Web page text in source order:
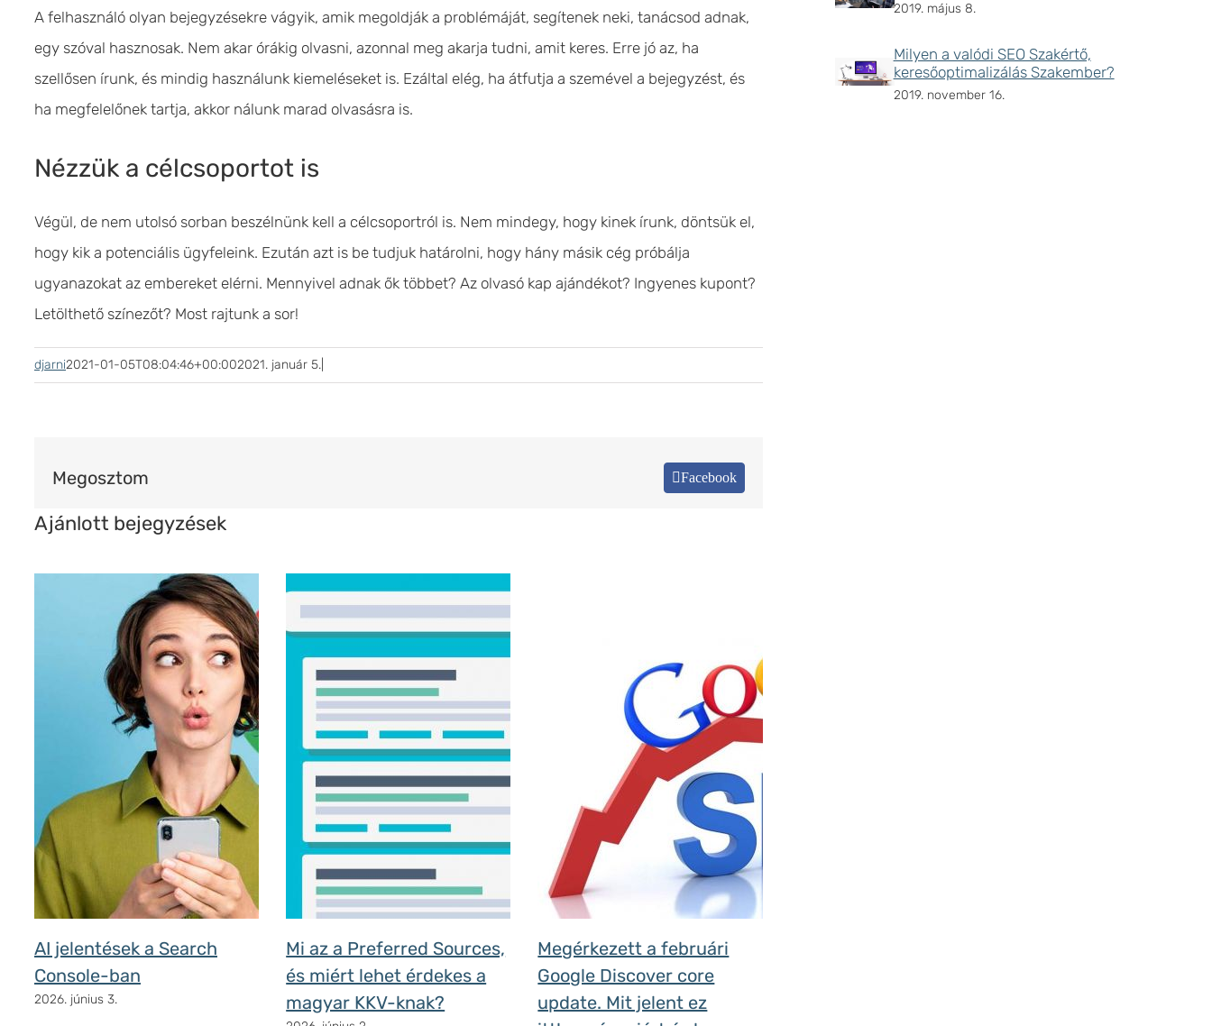
A felhasználó olyan bejegyzésekre vágyik, amik megoldják a problémáját, segítenek neki, tanácsod adnak,
egy szóval hasznosak. Nem akar órákig olvasni, azonnal meg akarja tudni, amit keres. Erre jó az, ha
szellősen írunk, és mindig használunk kiemeléseket is. Ezáltal elég, ha átfutja a szemével a bejegyzést, és
ha megfelelőnek tartja, akkor nálunk marad olvasásra is.
Nézzük a célcsoportot is
Végül, de nem utolsó sorban beszélnünk kell a célcsoportról is. Nem mindegy, hogy kinek írunk, döntsük el,
hogy kik a potenciális ügyfeleink. Ezután azt is be tudjuk határolni, hogy hány másik cég próbálja
ugyanazokat az embereket elérni. Mennyivel adnak ők többet? Az olvasó kap ajándékot? Ingyenes kupont?
Letölthető színezőt? Most rajtunk a sor!
djarni2021-01-05T08:04:46+00:002021. január 5.
Megosztom Facebook
Ajánlott bejegyzések
AI jelentések a Search
Console-ban
2026. június 3.
Mi az a Preferred Sources,
és miért lehet érdekes a
magyar KKV-knak?
Megérkezett a februári
Google Discover core
update. Mit jelent ez
2019. május 8.
Milyen a valódi SEO Szakértő,
keresőoptimalizálás Szakember?
2019. november 16.